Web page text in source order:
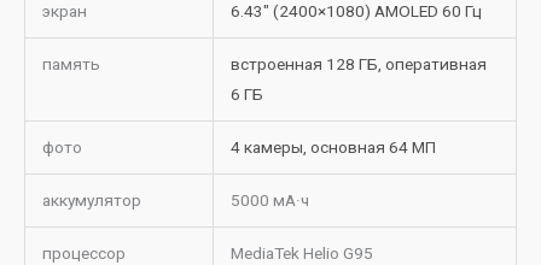
экран 6.43″ (2400×1080) AMOLED 60 Гц
память
встроенная 128 ГБ, оперативная
6 ГБ
фото 4 камеры, основная 64 МП
аккумулятор 5000 мА·ч
процессор MediaTek Helio G95